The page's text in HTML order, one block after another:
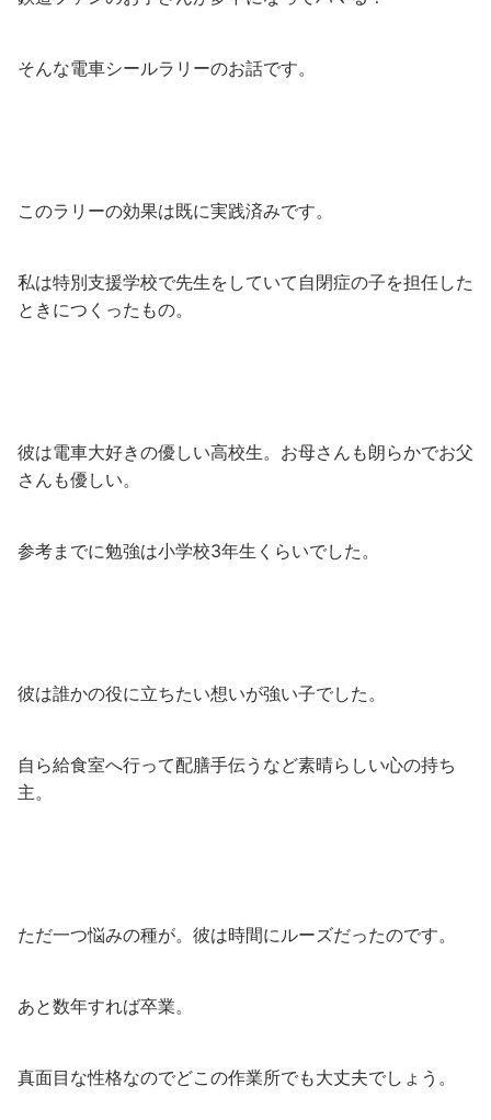
そんな電車シールラリーのお話です。
このラリーの効果は既に実践済みです。
私は特別支援学校で先生をしていて自閉症の子を担任した
ときにつくったもの。
彼は電車大好きの優しい高校生。お母さんも朗らかでお父
さんも優しい。
参考までに勉強は小学校3年生くらいでした。
彼は誰かの役に立ちたい想いが強い子でした。
自ら給食室へ行って配膳手伝うなど素晴らしい心の持ち
主。
ただ一つ悩みの種が。彼は時間にルーズだったのです。
あと数年すれば卒業。
真面目な性格なのでどこの作業所でも大丈夫でしょう。